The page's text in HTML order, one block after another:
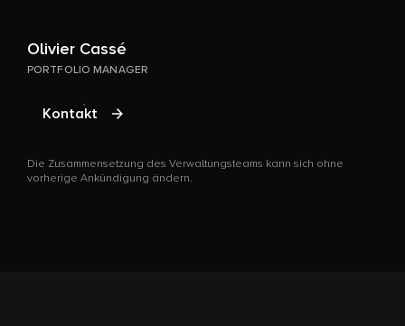
Olivier Cassé
PORTFOLIO MANAGER
Kontakt
Die Zusammensetzung des Verwaltungsteams kann sich ohne
vorherige Ankündigung ändern.